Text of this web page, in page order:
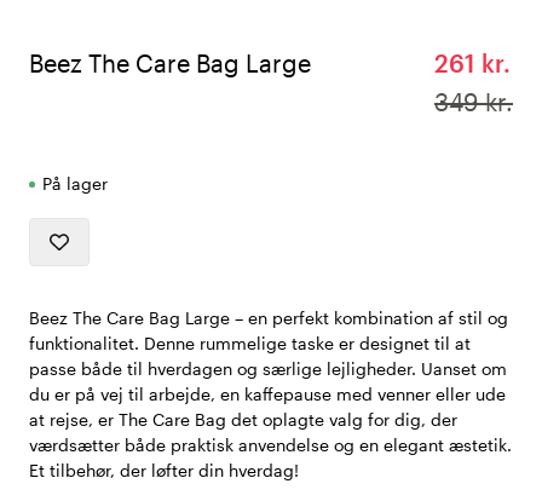
Beez The Care Bag Large
261 kr.
349 kr.
På lager
Beez The Care Bag Large – en perfekt kombination af stil og
funktionalitet. Denne rummelige taske er designet til at
passe både til hverdagen og særlige lejligheder. Uanset om
du er på vej til arbejde, en kaffepause med venner eller ude
at rejse, er The Care Bag det oplagte valg for dig, der
værdsætter både praktisk anvendelse og en elegant æstetik.
Et tilbehør, der løfter din hverdag!